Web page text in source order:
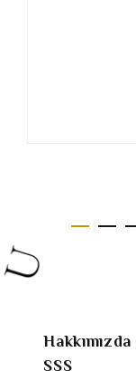
Hakkımızda
SSS